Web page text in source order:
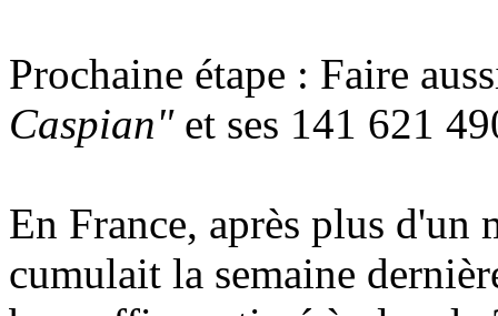
Prochaine étape : Faire
Caspian"et ses 141 621
En France, après plus
cumulait la semaine